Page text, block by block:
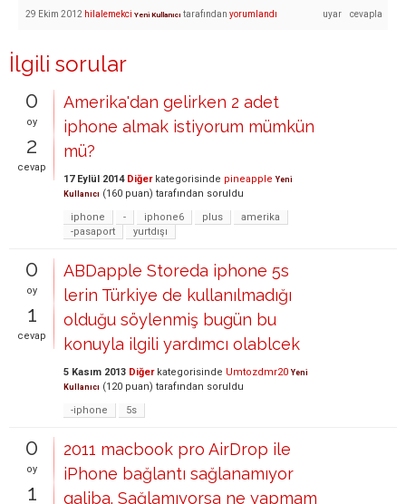
29 Ekim 2012 hilalemekci Yeni Kullanıcı tarafından yorumlandı
İlgili sorular
0
oy
2
cevap
Amerika'dan gelirken 2 adet
iphone almak istiyorum mümkün
mü?
17 Eylül 2014 Diğerkategorisinde pineapple Yeni
Kullanıcı (160 puan) tarafından soruldu
iphone
- iphone6 plus
amerika
-pasaport
yurtdışı
0
oy
1
cevap
ABDapple Storeda iphone 5s
lerin Türkiye de kullanılmadığı
olduğu söylenmiş bugün bu
konuyla ilgili yardımcı olablcek
5 Kasım 2013 Diğerkategorisinde Umtozdmr20 Yeni
Kullanıcı (120 puan) tarafından soruldu
-iphone
5s
0
oy
1
2011 macbook pro AirDrop ile
iPhone bağlantı sağlanamıyor
galiba. Sağlamıyorsa ne yapmam